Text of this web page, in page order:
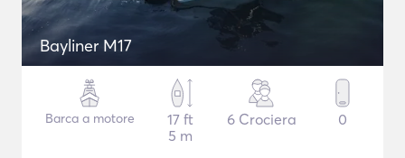
Bayliner M17
Barca a motore
17 ft
5 m
6 Crociera 0